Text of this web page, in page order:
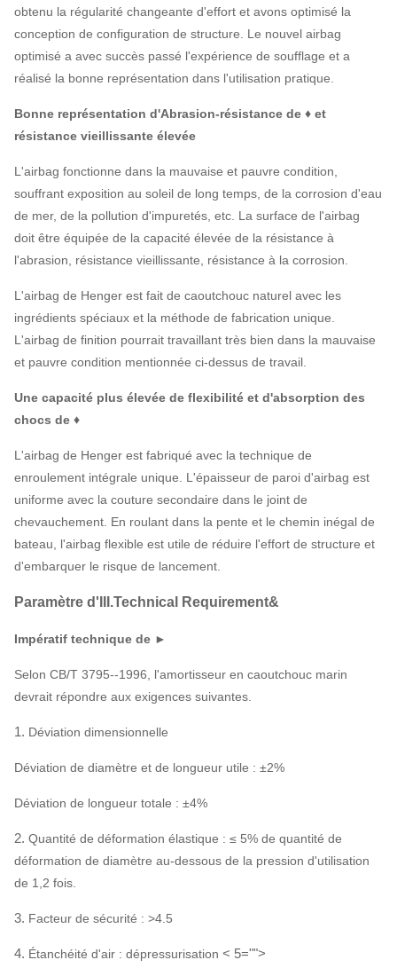
obtenu la régularité changeante d'effort et avons optimisé la
conception de configuration de structure. Le nouvel airbag
optimisé a avec succès passé l'expérience de soufflage et a
réalisé la bonne représentation dans l'utilisation pratique.
Bonne représentation d'Abrasion-résistance de ♦ et
résistance vieillissante élevée
L'airbag fonctionne dans la mauvaise et pauvre condition,
souffrant exposition au soleil de long temps, de la corrosion d'eau
de mer, de la pollution d'impuretés, etc. La surface de l'airbag
doit être équipée de la capacité élevée de la résistance à
l'abrasion, résistance vieillissante, résistance à la corrosion.
L'airbag de Henger est fait de caoutchouc naturel avec les
ingrédients spéciaux et la méthode de fabrication unique.
L'airbag de finition pourrait travaillant très bien dans la mauvaise
et pauvre condition mentionnée ci-dessus de travail.
Une capacité plus élevée de flexibilité et d'absorption des
chocs de ♦
L'airbag de Henger est fabriqué avec la technique de
enroulement intégrale unique. L'épaisseur de paroi d'airbag est
uniforme avec la couture secondaire dans le joint de
chevauchement. En roulant dans la pente et le chemin inégal de
bateau, l'airbag flexible est utile de réduire l'effort de structure et
d'embarquer le risque de lancement.
Paramètre d'III.Technical Requirement&
Impératif technique de ►
Selon CB/T 3795--1996, l'amortisseur en caoutchouc marin
devrait répondre aux exigences suivantes.
1. Déviation dimensionnelle
Déviation de diamètre et de longueur utile : ±2%
Déviation de longueur totale : ±4%
2. Quantité de déformation élastique : ≤ 5% de quantité de
déformation de diamètre au-dessous de la pression d'utilisation
de 1,2 fois.
3. Facteur de sécurité : >4.5
4. Étanchéité d'air : dépressurisation < 5="">